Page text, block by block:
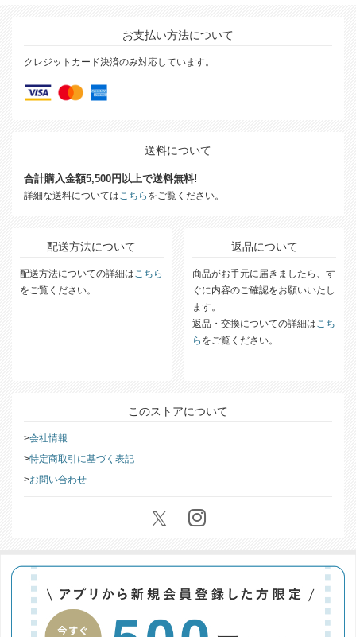
お支払い方法について
クレジットカード決済のみ対応しています。
送料について
合計購入金額5,500円以上で送料無料!
詳細な送料についてはこちら をご覧ください。
配送方法について
配送方法についての詳細はこちら
をご覧ください。
返品について
商品がお手元に届きましたら、す
ぐに内容のご確認をお願いいたし
ます。
返品・交換についての詳細はこち
ら をご覧ください。
このストアについて
会社情報
特定商取引に基づく表記
お問い合わせ